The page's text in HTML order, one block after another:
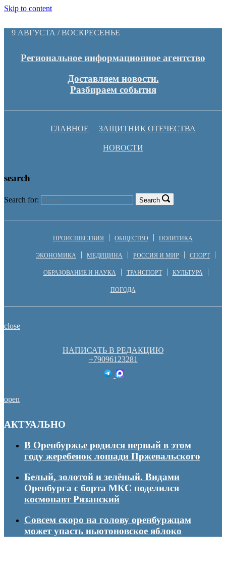
Skip to content
9 АВГУСТА / ВОСКРЕСЕНЬЕ
Региональное информационное агентство
Доставляем новости.
Разбираем события
ГЛАВНОЕ ЗАЩИТНИК ОТЕЧЕСТВА
НОВОСТИ
search
Search for: Search
ПРОИСШЕСТВИЯ ОБЩЕСТВО ПОЛИТИКА
ЭКОНОМИКА МЕДИЦИНА РОССИЯ И МИР СПОРТ
ОБРАЗОВАНИЕ И НАУКА ТРАНСПОРТ КУЛЬТУРА
ПОГОДА
close
НАПИСАТЬ В РЕДАКЦИЮ
+79096123281
open
АКТУАЛЬНО
В Оренбуржье родился первый в этом
году жеребенок лошади Пржевальского
Белый, золотой и зелёный. Видами
Оренбурга с борта МКС поделился
космонавт Рязанский
Совсем скоро на голову оренбуржцам
может упасть ньютоновское яблоко